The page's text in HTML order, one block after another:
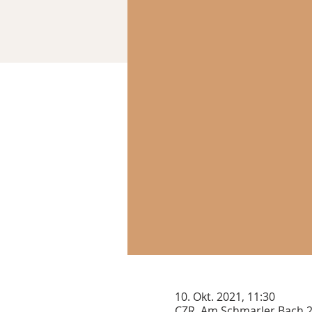
10. Okt. 2021, 11:30